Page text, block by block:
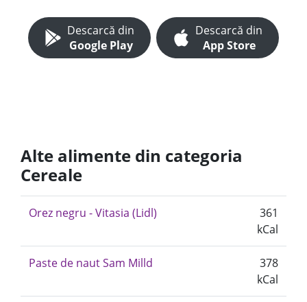
Descarcă din
Google Play
Descarcă din
App Store
Alte alimente din categoria
Cereale
Orez negru - Vitasia (Lidl)
361
kCal
Paste de naut Sam Milld
378
kCal